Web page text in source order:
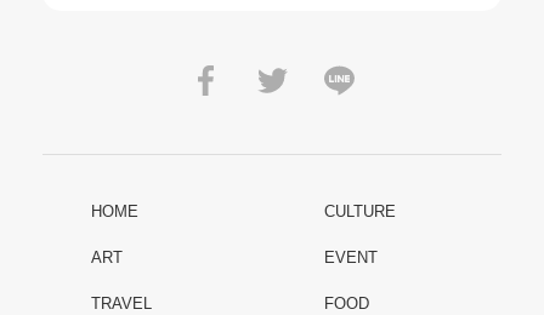
HOME CULTURE
ART EVENT
TRAVEL FOOD